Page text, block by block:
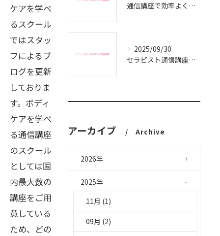
通信講座で効率よくセラピスト資格取得
2025/09/30
セラピスト通信講座で副業成功の秘訣
アーカイブ Archive
2026年
2025年
11月 (1)
09月 (2)
ケアを学べ
るスクール
ではスタッ
フによるブ
ログを更新
しておりま
す。ボディ
ケアを学べ
る通信講座
のスクール
としては国
内最大数の
講座をご用
意している
ため、どの